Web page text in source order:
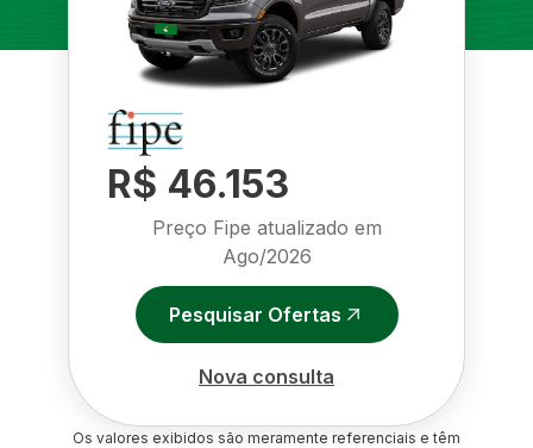
R$ 46.153
Preço Fipe atualizado em
Ago/2026
Pesquisar Ofertas
Nova consulta
Os valores exibidos são meramente referenciais e têm